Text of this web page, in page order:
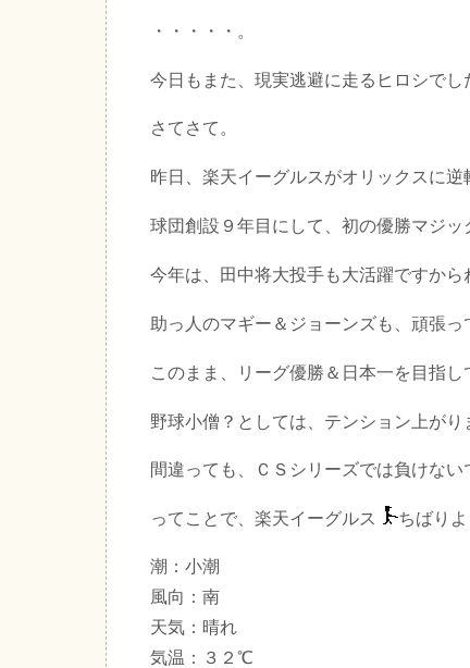
・・・・・。
今日もまた、現実逃避に走るヒロシでし
さてさて。
昨日、楽天イーグルスがオリックスに逆
球団創設９年目にして、初の優勝マジッ
今年は、田中将大投手も大活躍ですから
助っ人のマギー＆ジョーンズも、頑張っ
このまま、リーグ優勝＆日本一を目指し
野球小僧？としては、テンション上がり
間違っても、ＣＳシリーズでは負けない
ってことで、楽天イーグルス ちばりよ
潮：小潮
風向：南
天気：晴れ
気温：３２℃